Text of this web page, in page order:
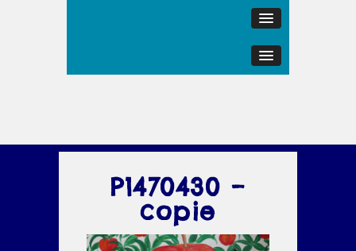
P1470430 –
copie